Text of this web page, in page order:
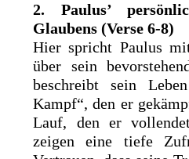
2. Paulus’
Glaubens (Verse 6-8)
Hier spricht Paulus
über sein
beschreibt sein
Kampf“, den er
Lauf, den er
zeigen eine tiefe